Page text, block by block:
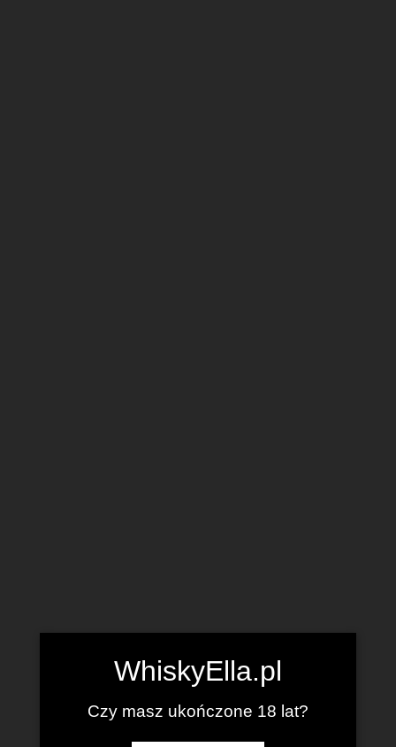
WhiskyElla.pl
Czy masz ukończone 18 lat?